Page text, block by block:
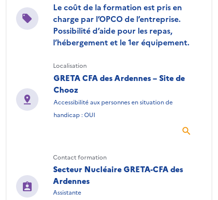
Le coût de la formation est pris en
charge par l’OPCO de l’entreprise.
Possibilité d’aide pour les repas,
l’hébergement et le 1er équipement.
Localisation
GRETA CFA des Ardennes – Site de
Chooz
Accessibilité aux personnes en situation de
handicap : OUI
Contact formation
Secteur Nucléaire GRETA-CFA des
Ardennes
Assistante